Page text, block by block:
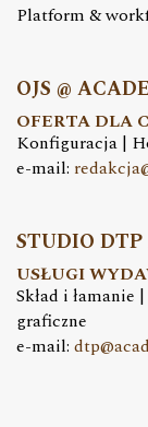
Platform &
OJS @
OFERTA DLA
Konfiguracja |
e-mail:
STUDIO
USŁUGI
Skład i
graficzne
e-mail: